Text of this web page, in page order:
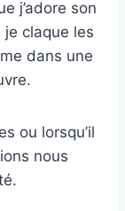
j’adore son
claque les
dans une
ou lorsqu’il
nous